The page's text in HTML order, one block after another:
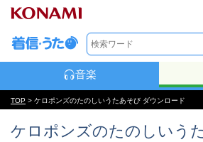
音楽
TOP > ケロポンズのたのしいうたあそび ダウンロード
ケロポンズのたのしいう